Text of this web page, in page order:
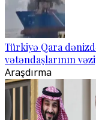
Türkiyə Qara
vətəndaşlarının
Araşdırma